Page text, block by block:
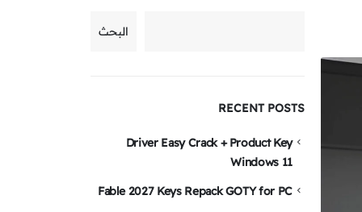
البحث
RECENT POSTS
Driver Easy Crack + Product Key
Windows 11
Fable 2027 Keys Repack GOTY for PC